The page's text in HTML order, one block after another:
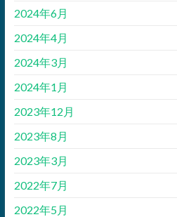
2024年6月
2024年4月
2024年3月
2024年1月
2023年12月
2023年8月
2023年3月
2022年7月
2022年5月